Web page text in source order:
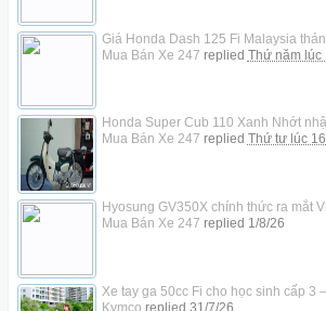
Giá Honda Dash 125 Fi Malaysia
Mua Bán Xe 247 replied Thứ năm lúc
Honda Super Cub 110 Xanh Nhớt
Mua Bán Xe 247 replied Thứ tư lúc
Hyosung GV350X chính thức ra mắt
Mua Bán Xe 247 replied 1/8/26
Xe tay ga 50cc Fi cho học sinh cấp 3 –
Kymco replied 31/7/26